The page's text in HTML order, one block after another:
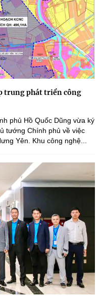
trung phát triển công
phủ Hồ Quốc Dũng vừa ký
tướng Chính phủ về việc
Yên. Khu công nghệ...